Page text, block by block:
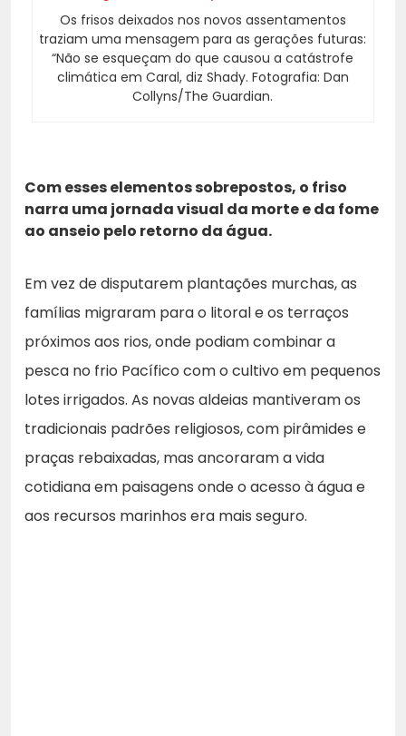
Os frisos deixados nos novos assentamentos
traziam uma mensagem para as gerações futuras:
“Não se esqueçam do que causou a catástrofe
climática em Caral, diz Shady. Fotografia: Dan
Collyns/The Guardian.
Com esses elementos sobrepostos, o friso
narra uma jornada visual da morte e da fome
ao anseio pelo retorno da água.
Em vez de disputarem plantações murchas, as
famílias migraram para o litoral e os terraços
próximos aos rios, onde podiam combinar a
pesca no frio Pacífico com o cultivo em pequenos
lotes irrigados. As novas aldeias mantiveram os
tradicionais padrões religiosos, com pirâmides e
praças rebaixadas, mas ancoraram a vida
cotidiana em paisagens onde o acesso à água e
aos recursos marinhos era mais seguro.